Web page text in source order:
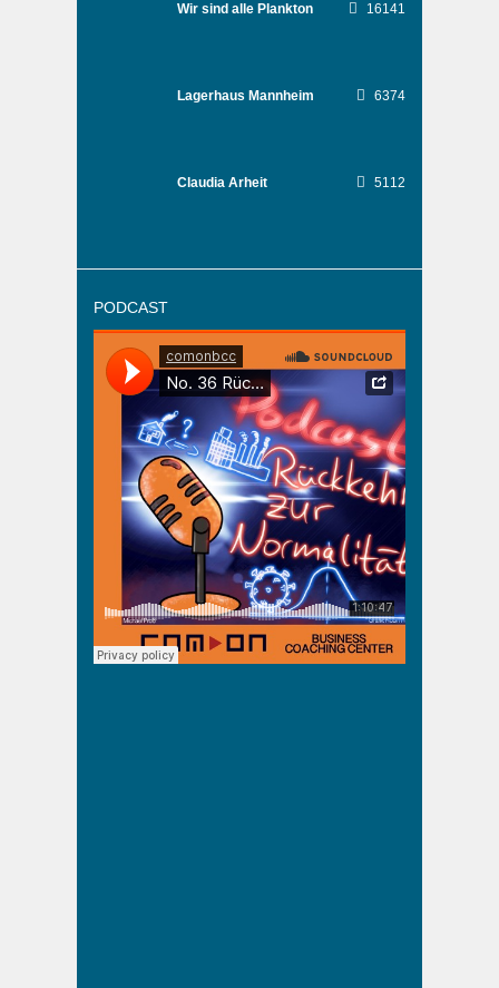
Wir sind alle Plankton 16141
Lagerhaus Mannheim 6374
Claudia Arheit 5112
PODCAST